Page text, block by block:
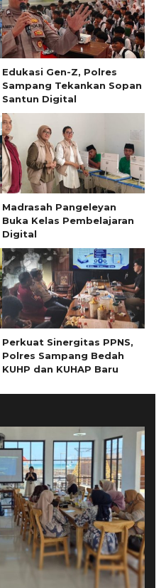
Edukasi Gen-Z, Polres
Sampang Tekankan Sopan
Santun Digital
Madrasah Pangeleyan
Buka Kelas Pembelajaran
Digital
Perkuat Sinergitas PPNS,
Polres Sampang Bedah
KUHP dan KUHAP Baru